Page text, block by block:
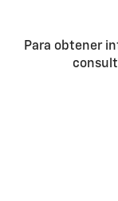
Para obtener